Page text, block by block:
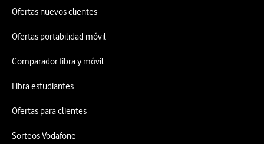
Ofertas nuevos clientes
Ofertas portabilidad móvil
Comparador fibra y móvil
Fibra estudiantes
Ofertas para clientes
Sorteos Vodafone